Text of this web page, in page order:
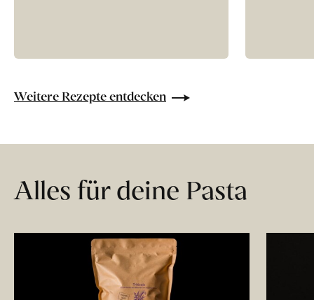
Weitere Rezepte entdecken
Alles für deine Pasta